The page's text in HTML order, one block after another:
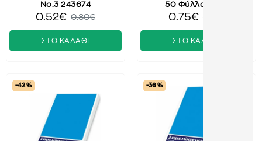
No.3 243674
0.52€ 0.80€
ΣΤΟ ΚΑΛΑΘΙ
50 Φύλλα 2249
0.75€
ΣΤΟ ΚΑΛΑΘΙ
-42 % -36 %